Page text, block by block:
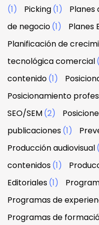
(1)
Picking(1) Planes
de negocio(1) Planes
Planificación de
tecnológica comercial
contenido(1)
Posicionamiento
SEO/SEM(2)
publicaciones(1)
Producción audiovisual
contenidos(1)
Editoriales(1)
Programas de
Programas de